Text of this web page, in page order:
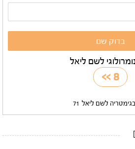
לשם ליאל
8
>>
לשם ליאל 71